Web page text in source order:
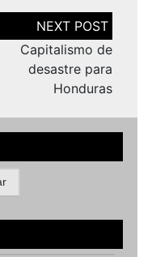
Capitalismo de
desastre para
Honduras